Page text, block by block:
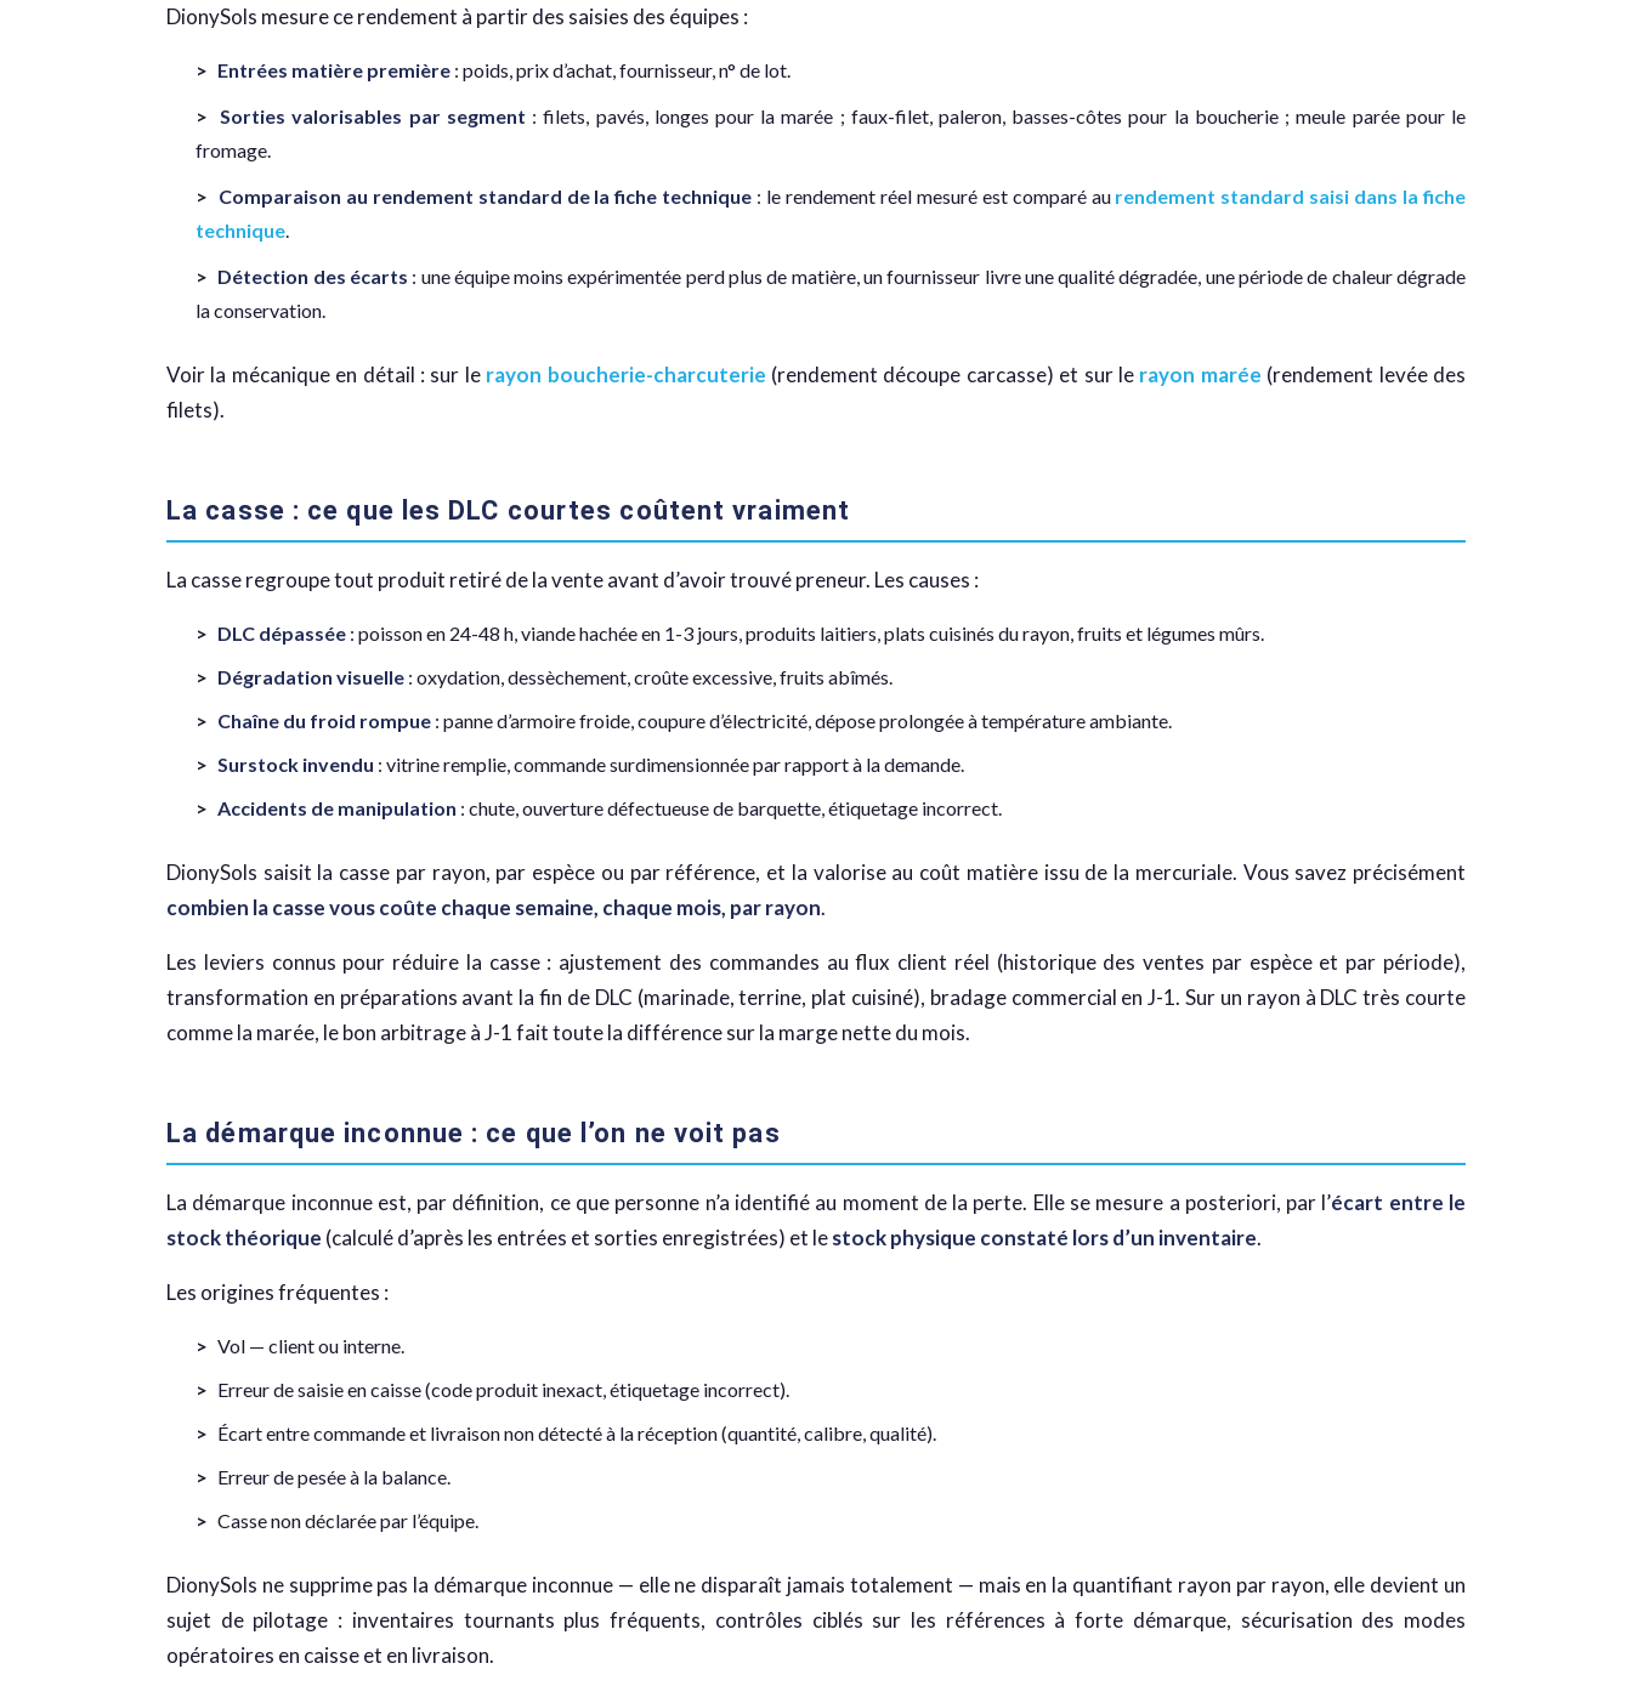
DionySols mesure ce rendement à partir des saisies des équipes :
Entrées matière première : poids, prix d’achat, fournisseur, n° de lot.
Sorties valorisables par segment : filets, pavés, longes pour la marée ; faux-filet, paleron, basses-côtes pour la boucherie ; meule parée pour le
fromage.
Comparaison au rendement standard de la fiche technique : le rendement réel mesuré est comparé au rendement standard saisi dans la fiche
technique.
Détection des écarts : une équipe moins expérimentée perd plus de matière, un fournisseur livre une qualité dégradée, une période de chaleur dégrade
la conservation.
Voir la mécanique en détail : sur le rayon boucherie-charcuterie (rendement découpe carcasse) et sur le rayon marée (rendement levée des
filets).
La casse : ce que les DLC courtes coûtent vraiment
La casse regroupe tout produit retiré de la vente avant d’avoir trouvé preneur. Les causes :
DLC dépassée : poisson en 24-48 h, viande hachée en 1-3 jours, produits laitiers, plats cuisinés du rayon, fruits et légumes mûrs.
Dégradation visuelle : oxydation, dessèchement, croûte excessive, fruits abîmés.
Chaîne du froid rompue : panne d’armoire froide, coupure d’électricité, dépose prolongée à température ambiante.
Surstock invendu : vitrine remplie, commande surdimensionnée par rapport à la demande.
Accidents de manipulation : chute, ouverture défectueuse de barquette, étiquetage incorrect.
DionySols saisit la casse par rayon, par espèce ou par référence, et la valorise au coût matière issu de la mercuriale. Vous savez précisément
combien la casse vous coûte chaque semaine, chaque mois, par rayon.
Les leviers connus pour réduire la casse : ajustement des commandes au flux client réel (historique des ventes par espèce et par période),
transformation en préparations avant la fin de DLC (marinade, terrine, plat cuisiné), bradage commercial en J-1. Sur un rayon à DLC très courte
comme la marée, le bon arbitrage à J-1 fait toute la différence sur la marge nette du mois.
La démarque inconnue : ce que l’on ne voit pas
La démarque inconnue est, par définition, ce que personne n’a identifié au moment de la perte. Elle se mesure a posteriori, par l’écart entre le
stock théorique (calculé d’après les entrées et sorties enregistrées) et lestock physique constaté lors d’un inventaire.
Les origines fréquentes :
Vol — client ou interne.
Erreur de saisie en caisse (code produit inexact, étiquetage incorrect).
Écart entre commande et livraison non détecté à la réception (quantité, calibre, qualité).
Erreur de pesée à la balance.
Casse non déclarée par l’équipe.
DionySols ne supprime pas la démarque inconnue — elle ne disparaît jamais totalement — mais en la quantifiant rayon par rayon, elle devient un
sujet de pilotage : inventaires tournants plus fréquents, contrôles ciblés sur les références à forte démarque, sécurisation des modes
opératoires en caisse et en livraison.